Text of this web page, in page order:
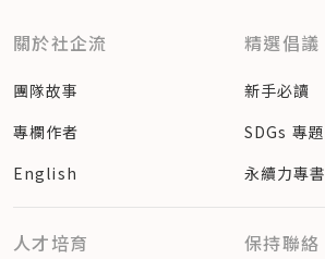
關於社企流
團隊故事
專欄作者
English
精選倡議
新手必讀
SDGs 專題
永續力專書
人才培育 保持聯絡